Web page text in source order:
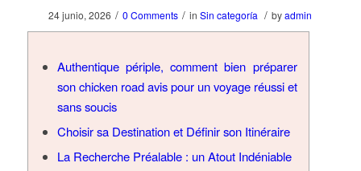
24 junio, 2026 / 0 Comments / inSin categoría / byadmin
Authentique périple, comment bien préparer
son chicken road avis pour un voyage réussi et
sans soucis
Choisir sa Destination et Définir son Itinéraire
La Recherche Préalable : un Atout Indéniable